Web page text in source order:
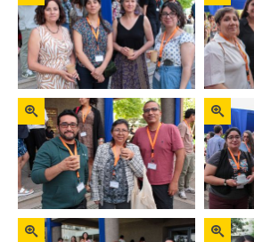
Zoom Zoom
Zoom Zoom